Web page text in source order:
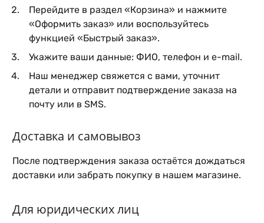
Перейдите в раздел «Корзина» и нажмите
«Оформить заказ» или воспользуйтесь
функцией «Быстрый заказ».
Укажите ваши данные: ФИО, телефон и e-mail.
Наш менеджер свяжется с вами, уточнит
детали и отправит подтверждение заказа на
почту или в SMS.
Доставка и самовывоз
После подтверждения заказа остаётся дождаться
доставки или забрать покупку в нашем магазине.
Для юридических лиц